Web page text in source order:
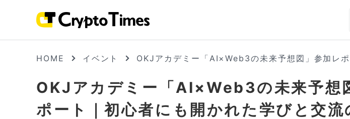
HOME イベント OKJアカデミー「AI×Web3の未来予想図」参加レ
OKJアカデミー「AI×Web3の未来予想
ポート｜初心者にも開かれた学びと交流